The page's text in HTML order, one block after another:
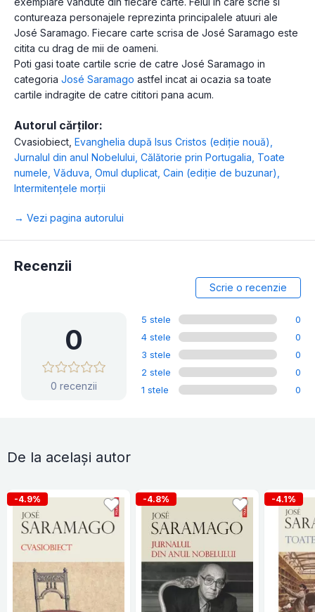
contureaza personajele reprezinta principalele atuuri ale
José Saramago. Fiecare carte scrisa de José Saramago este
citita cu drag de mii de oameni.
Poti gasi toate cartile scrie de catre José Saramago in
categoria José Saramago astfel incat ai ocazia sa toate
cartile indragite de catre cititori pana acum.
Autorul cărților:
Cvasiobiect Evanghelia după Isus Cristos (ediție nouă)
Jurnalul din anul Nobelului Călătorie prin Portugalia Toate
numele Văduva Omul duplicat Cain (ediție de buzunar)
Intermitenţele morţii
→ Vezi pagina autorului
Recenzii
Scrie o recenzie
0
0 recenzii
5 stele
0
4 stele
0
3 stele
0
2 stele
0
1 stele
0
De la același autor
-4.9% -4.8% -4.1%